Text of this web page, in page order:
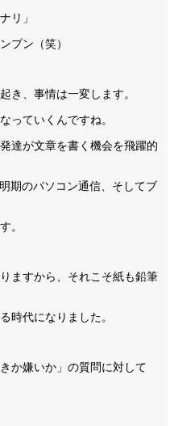
リ」
プン（笑）
き、事情は一変します。
っていくんですね。
達が文章を書く機会を飛躍的
期のパソコン通信、そしてブ
。
ますから、それこそ紙も鉛筆
時代になりました。
か嫌いか」の質問に対して